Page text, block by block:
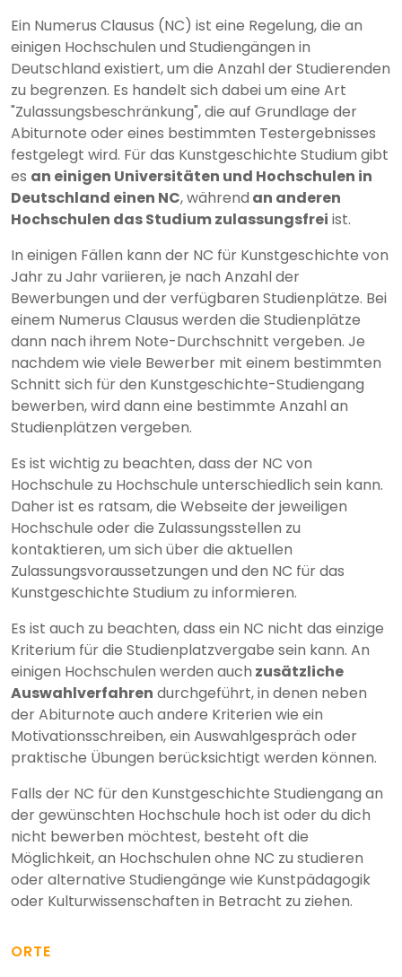
Ein Numerus Clausus (NC) ist eine Regelung, die an
einigen Hochschulen und Studiengängen in
Deutschland existiert, um die Anzahl der Studierenden
zu begrenzen. Es handelt sich dabei um eine Art
"Zulassungsbeschränkung", die auf Grundlage der
Abiturnote oder eines bestimmten Testergebnisses
festgelegt wird. Für das Kunstgeschichte Studium gibt
es an einigen Universitäten und Hochschulen in
Deutschland einen NC, während an anderen
Hochschulen das Studium zulassungsfrei ist.
In einigen Fällen kann der NC für Kunstgeschichte von
Jahr zu Jahr variieren, je nach Anzahl der
Bewerbungen und der verfügbaren Studienplätze. Bei
einem Numerus Clausus werden die Studienplätze
dann nach ihrem Note-Durchschnitt vergeben. Je
nachdem wie viele Bewerber mit einem bestimmten
Schnitt sich für den Kunstgeschichte-Studiengang
bewerben, wird dann eine bestimmte Anzahl an
Studienplätzen vergeben.
Es ist wichtig zu beachten, dass der NC von
Hochschule zu Hochschule unterschiedlich sein kann.
Daher ist es ratsam, die Webseite der jeweiligen
Hochschule oder die Zulassungsstellen zu
kontaktieren, um sich über die aktuellen
Zulassungsvoraussetzungen und den NC für das
Kunstgeschichte Studium zu informieren.
Es ist auch zu beachten, dass ein NC nicht das einzige
Kriterium für die Studienplatzvergabe sein kann. An
einigen Hochschulen werden auch zusätzliche
Auswahlverfahren durchgeführt, in denen neben
der Abiturnote auch andere Kriterien wie ein
Motivationsschreiben, ein Auswahlgespräch oder
praktische Übungen berücksichtigt werden können.
Falls der NC für den Kunstgeschichte Studiengang an
der gewünschten Hochschule hoch ist oder du dich
nicht bewerben möchtest, besteht oft die
Möglichkeit, an Hochschulen ohne NC zu studieren
oder alternative Studiengänge wie Kunstpädagogik
oder Kulturwissenschaften in Betracht zu ziehen.
ORTE